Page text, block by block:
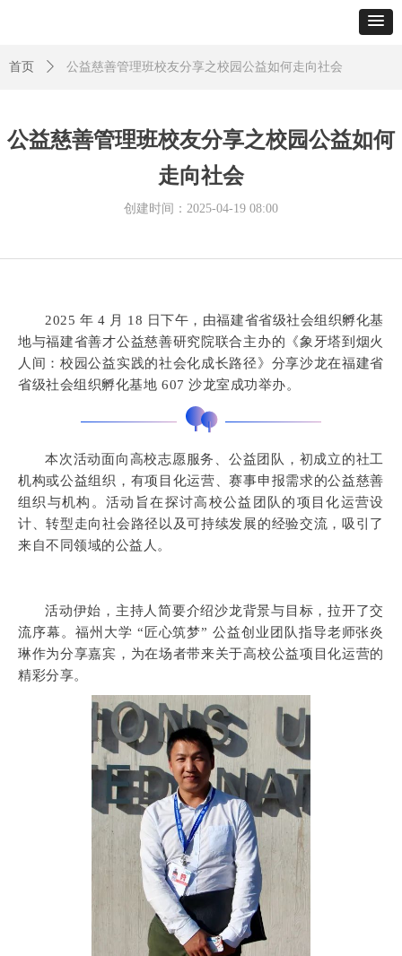
首页 ꄲ 公益慈善管理班校友分享之校园公益如何走向社会
公益慈善管理班校友分享之校园公益如何
走向社会
2025 年 4 月 18 日下午，由福建省省级社会组织孵化基
地与福建省善才公益慈善研究院联合主办的《象牙塔到烟火
人间：校园公益实践的社会化成长路径》分享沙龙在福建省
省级社会组织孵化基地 607 沙龙室成功举办。
本次活动面向高校志愿服务、公益团队，初成立的社工
机构或公益组织，有项目化运营、赛事申报需求的公益慈善
组织与机构。活动旨在探讨高校公益团队的项目化运营设
计、转型走向社会路径以及可持续发展的经验交流，吸引了
来自不同领域的公益人。
活动伊始，主持人简要介绍沙龙背景与目标，拉开了交
流序幕。福州大学 “匠心筑梦” 公益创业团队指导老师张炎
琳作为分享嘉宾，为在场者带来关于高校公益项目化运营的
精彩分享。
创建时间： 2025-04-19 08:00